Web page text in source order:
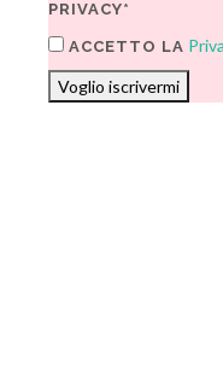
PRIVACY*
ACCETTO LA
Voglio iscrivermi